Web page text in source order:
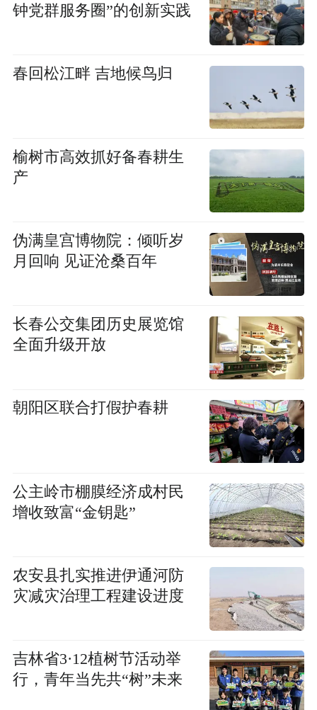
钟党群服务圈”的创新实践
春回松江畔 吉地候鸟归
榆树市高效抓好备春耕生
产
伪满皇宫博物院：倾听岁
月回响 见证沧桑百年
长春公交集团历史展览馆
全面升级开放
朝阳区联合打假护春耕
公主岭市棚膜经济成村民
增收致富“金钥匙”
农安县扎实推进伊通河防
灾减灾治理工程建设进度
吉林省3·12植树节活动举
行，青年当先共“树”未来